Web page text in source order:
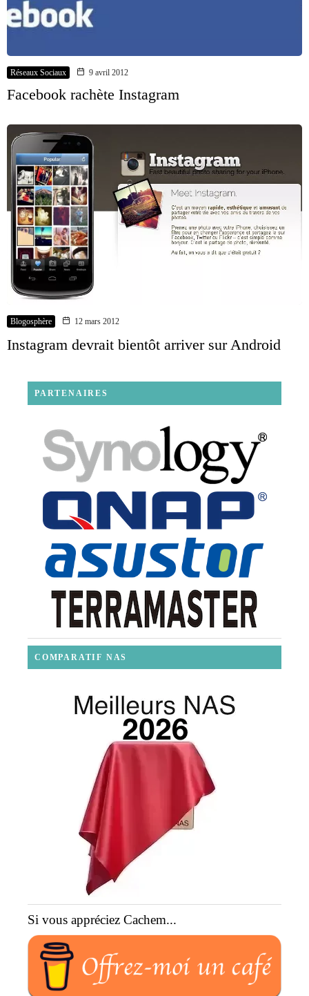
Réseaux Sociaux 9 avril 2012
Facebook rachète Instagram
Blogosphère 12 mars 2012
Instagram devrait bientôt arriver sur Android
PARTENAIRES
COMPARATIF NAS
Si vous appréciez Cachem...